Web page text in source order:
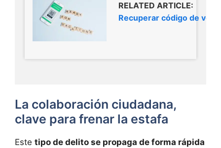
RELATED ARTICLE:
Recuperar código de
La colaboración ciudadana,
clave para frenar la estafa
Este tipo de delito se propaga de forma rápida